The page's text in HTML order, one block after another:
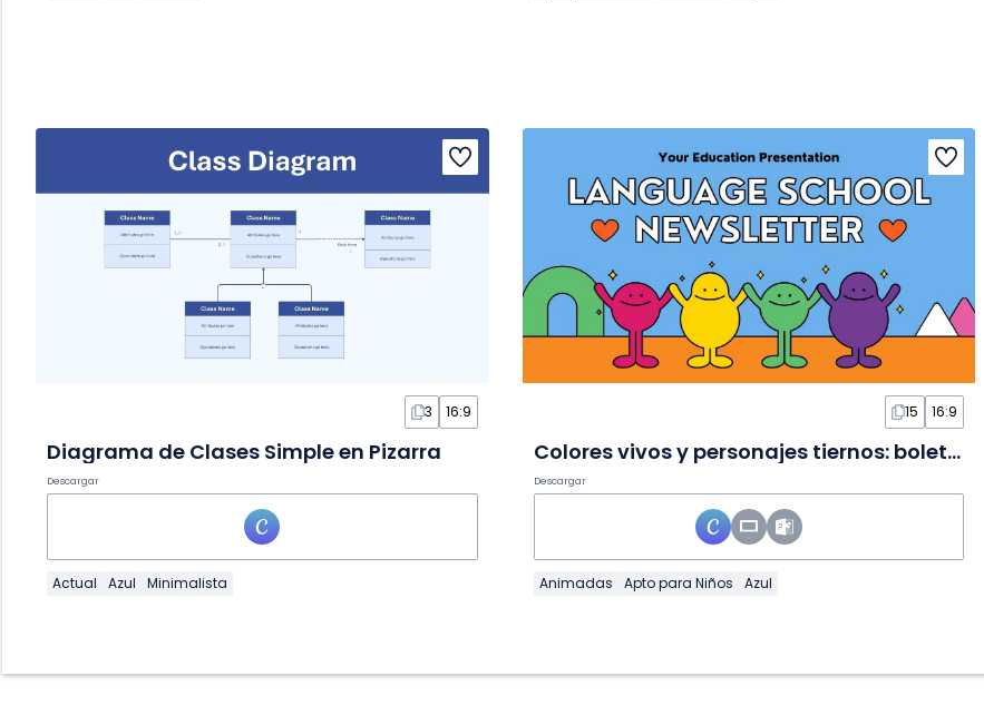
3 16:9
Diagrama de Clases Simple en Pizarra
Descargar
Actual Azul Minimalista
15 16:9
Colores vivos y personajes tiernos: boletín escolar en Diapositivas
Descargar
Animadas Apto para Niños Azul